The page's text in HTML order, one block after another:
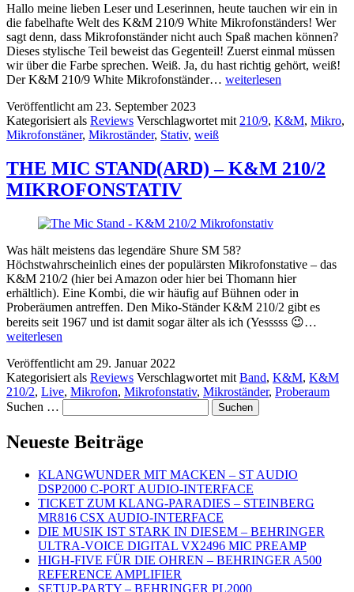
Hallo meine lieben Leser und Leserinnen, heute tauchen wir ein in
die fabelhafte Welt des K&M 210/9 White Mikrofonständers! Wer
sagt denn, dass Mikrofonständer nicht auch Spaß machen können?
Dieses stylische Teil beweist das Gegenteil! Zuerst einmal müssen
wir über die Farbe sprechen. Weiß. Ja, du hast richtig gehört, weiß!
Der K&M 210/9 White Mikrofonständer… DER
WHITE
EIN
STÄNDER,
KANN
NUR
STEHEN
weiterlesen
Veröffentlicht am 23. September 2023
Kategorisiert als Reviews Verschlagwortet mit 210/9, K&M, Mikro,
Mikrofonstäner, Mikroständer, Stativ, weiß
THE MIC STAND(ARD) – K&M 210/2
MIKROFONSTATIV
Was hält meistens das legendäre Shure SM 58?
Höchstwahrscheinlich eines der populärsten Mikrofonstative – das
K&M 210/2 (hier bei Amazon oder hier bei Thomann hier
erhältlich). Eine Kombi, die wir häufig auf Bühnen oder in
Proberäumen antreffen. Den Miko-Ständer K&M 210/2 gibt es
bereits seit 1967 und ist damit sogar älter als ich (Yesssss 😉…
K&M
210/2
weiterlesen
Veröffentlicht am 29. Januar 2022
Kategorisiert als Reviews Verschlagwortet mit Band, K&M, K&M
210/2, Live, Mikrofon, Mikrofonstativ, Mikroständer, Proberaum
Suchen …
Neueste Beiträge
KLANGWUNDER MIT MACKEN – ST AUDIO
DSP2000 C-PORT AUDIO-INTERFACE
TICKET ZUM KLANG-PARADIES – STEINBERG
MR816 CSX AUDIO-INTERFACE
DIE MUSIK IST STARK IN DIESEM – BEHRINGER
ULTRA-VOICE DIGITAL VX2496 MIC PREAMP
HIGH-FIVE FÜR DIE OHREN – BEHRINGER A500
REFERENCE AMPLIFIER
SETUP-PARTY – BEHRINGER PL2000